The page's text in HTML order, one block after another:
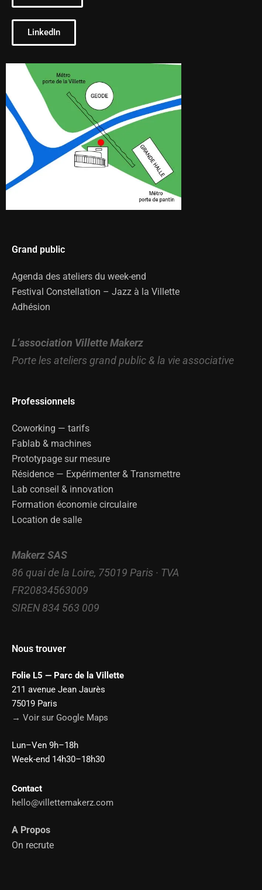
LinkedIn
Grand public
Agenda des ateliers du week-end
Festival Constellation – Jazz à la Villette
Adhésion
L’association Villette Makerz
Porte les ateliers grand public & la vie associative
Professionnels
Coworking — tarifs
Fablab & machines
Prototypage sur mesure
Résidence — Expérimenter & Transmettre
Lab conseil & innovation
Formation économie circulaire
Location de salle
Makerz SAS
86 quai de la Loire, 75019 Paris · TVA
FR20834563009
SIREN 834 563 009
Nous trouver
Folie L5 — Parc de la Villette
211 avenue Jean Jaurès
75019 Paris
→ Voir sur Google Maps
Lun–Ven 9h–18h
Week-end 14h30–18h30
Contact
hello@villettemakerz.com
A Propos
On recrute